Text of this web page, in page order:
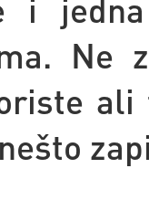
i
Ne